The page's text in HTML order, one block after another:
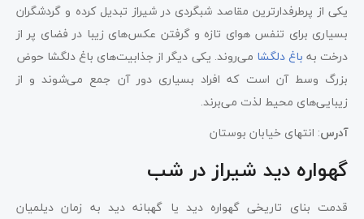
یکی از پرطرفدارترین مقاصد شبگردی در شیراز تبدیل کرده و گردشگران
بسیاری برای تنفس هوای تازه و گرفتن عکس‌های زیبا در فضای پر از
درخت به باغ دلگشا می‌روند. یکی دیگر از جذابیت‌های باغ دلگشا حوض
بزرگ وسط آن است که افراد بسیاری دور آن جمع می‌شوند و از
زیبایی‌های محیط لذت می‌برند.
آدرس: انتهای خیابان بوستان
گهواره دید شیراز در شب
قدمت بنای تاریخی گهواره دید یا گهبانه دید به زمان دیلمیان